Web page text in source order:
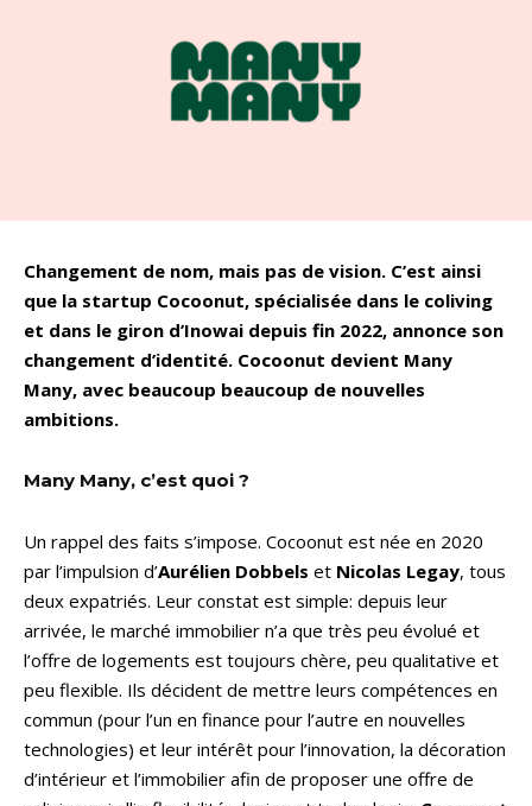
Changement de nom, mais pas de vision. C’est ainsi
que la startup Cocoonut, spécialisée dans le coliving
et dans le giron d’Inowai depuis fin 2022, annonce son
changement d’identité. Cocoonut devient Many
Many, avec beaucoup beaucoup de nouvelles
ambitions.
Many Many, c’est quoi ?
Un rappel des faits s’impose. Cocoonut est née en 2020
par l’impulsion d’Aurélien Dobbels et Nicolas Legay, tous
deux expatriés. Leur constat est simple: depuis leur
arrivée, le marché immobilier n’a que très peu évolué et
l’offre de logements est toujours chère, peu qualitative et
peu flexible. Ils décident de mettre leurs compétences en
commun (pour l’un en finance pour l’autre en nouvelles
technologies) et leur intérêt pour l’innovation, la décoration
d’intérieur et l’immobilier afin de proposer une offre de